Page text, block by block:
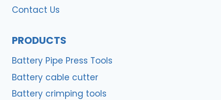
Contact Us
PRODUCTS
Battery Pipe Press Tools
Battery cable cutter
Battery crimping tools